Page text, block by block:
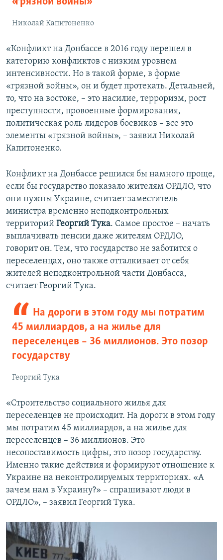
Николай Капитоненко
«Конфликт на Донбассе в 2016 году перешел в
категорию конфликтов с низким уровнем
интенсивности. Но в такой форме, в форме
«грязной войны», он и будет протекать. Детальней,
то, что на востоке, – это насилие, терроризм, рост
преступности, провоенные формирования,
политическая роль лидеров боевиков – все это
элементы «грязной войны», – заявил Николай
Капитоненко.
Конфликт на Донбассе решился бы намного проще,
если бы государство показало жителям ОРДЛО, что
они нужны Украине, считает заместитель
министра временно неподконтрольных
территорий Георгий Тука. Самое простое – начать
выплачивать пенсии даже жителям ОРДЛО,
говорит он. Тем, что государство не заботится о
переселенцах, оно также отталкивает от себя
жителей неподконтрольной части Донбасса,
считает Георгий Тука.
На дороги в этом году мы потратим
45 миллиардов, а на жилье для
переселенцев – 36 миллионов. Это позор
государству
Георгий Тука
«Строительство социального жилья для
переселенцев не происходит. На дороги в этом году
мы потратим 45 миллиардов, а на жилье для
переселенцев – 36 миллионов. Это
несопоставимость цифры, это позор государству.
Именно такие действия и формируют отношение к
Украине на неконтролируемых территориях. «А
зачем нам в Украину?» – спрашивают люди в
ОРДЛО», – заявил Георгий Тука.​